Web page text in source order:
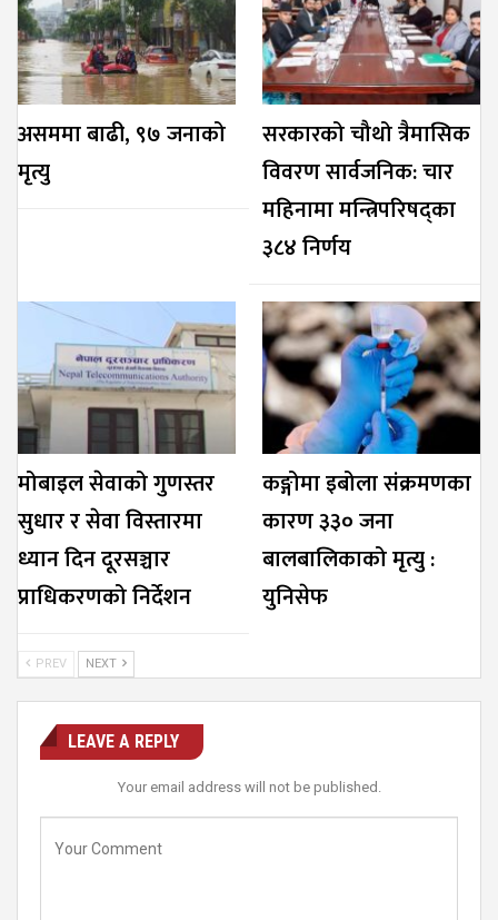
असममा बाढी, ९७ जनाको
मृत्यु
सरकारको चौथो त्रैमासिक
विवरण सार्वजनिक: चार
महिनामा मन्त्रिपरिषद्का
३८४ निर्णय
मोबाइल सेवाको गुणस्तर
सुधार र सेवा विस्तारमा
ध्यान दिन दूरसञ्चार
प्राधिकरणको निर्देशन
कङ्गोमा इबोला संक्रमणका
कारण ३३० जना
बालबालिकाको मृत्यु :
युनिसेफ
PREV NEXT
LEAVE A REPLY
Your email address will not be published.